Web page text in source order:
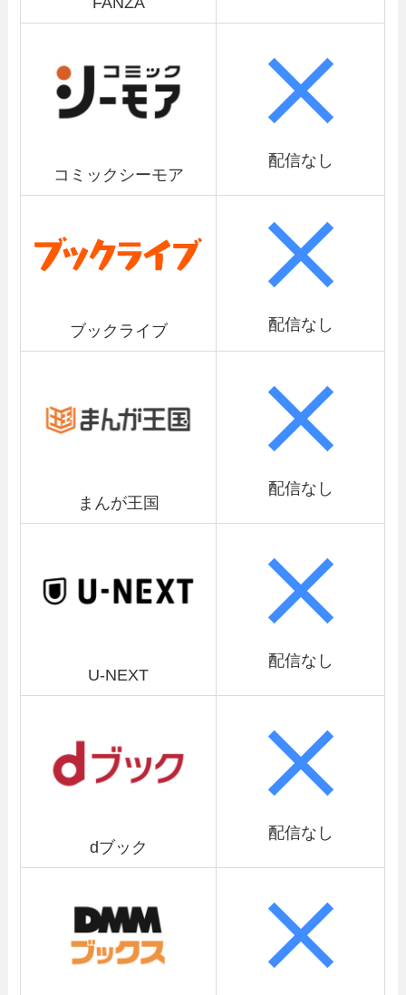
コミックシーモア
配信なし
ブックライブ 配信なし
まんが王国
配信なし
U-NEXT
配信なし
dブック
配信なし